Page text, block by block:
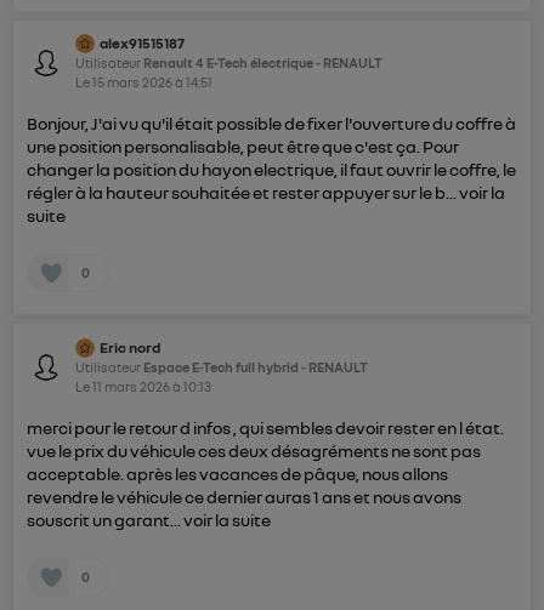
alex91515187
Utilisateur Renault 4 E-Tech électrique - RENAULT
Le15 mars 2026à14:51
Bonjour, J'ai vu qu'il était possible de fixer l'ouverture du coffre à
une position personalisable, peut être que c'est ça. Pour
changer la position du hayon electrique, il faut ouvrir le coffre, le
régler à la hauteur souhaitée et rester appuyer sur le b...voir la
suite
0
Eric nord
Utilisateur Espace E-Tech full hybrid - RENAULT
Le11 mars 2026à10:13
merci pour le retour d infos , qui sembles devoir rester en l état.
vue le prix du véhicule ces deux désagréments ne sont pas
acceptable. après les vacances de pâque, nous allons
revendre le véhicule ce dernier auras 1 ans et nous avons
souscrit un garant...voir la suite
0